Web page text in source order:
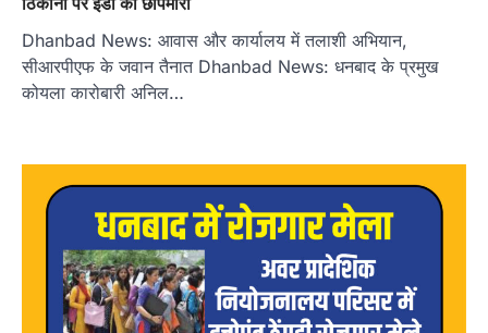
Dhanbad News: आवास और कार्यालय में तलाशी अभियान,
सीआरपीएफ के जवान तैनात Dhanbad News: धनबाद के प्रमुख
कोयला कारोबारी अनिल…